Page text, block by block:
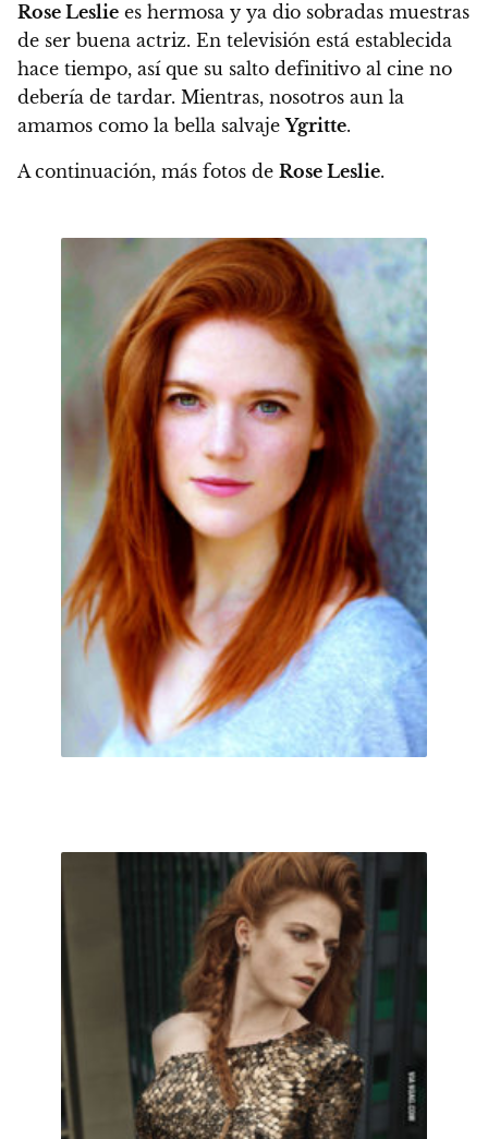
Rose Leslie es hermosa y ya dio sobradas muestras
de ser buena actriz. En televisión está establecida
hace tiempo, así que su salto definitivo al cine no
debería de tardar. Mientras, nosotros aun la
amamos como la bella salvajeYgritte.
A continuación, más fotos de Rose Leslie.